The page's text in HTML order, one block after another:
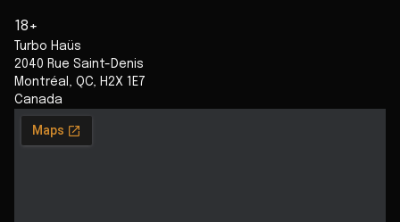
18+
Turbo Haüs
2040 Rue Saint-Denis
Montréal , QC, H2X 1E7
Canada